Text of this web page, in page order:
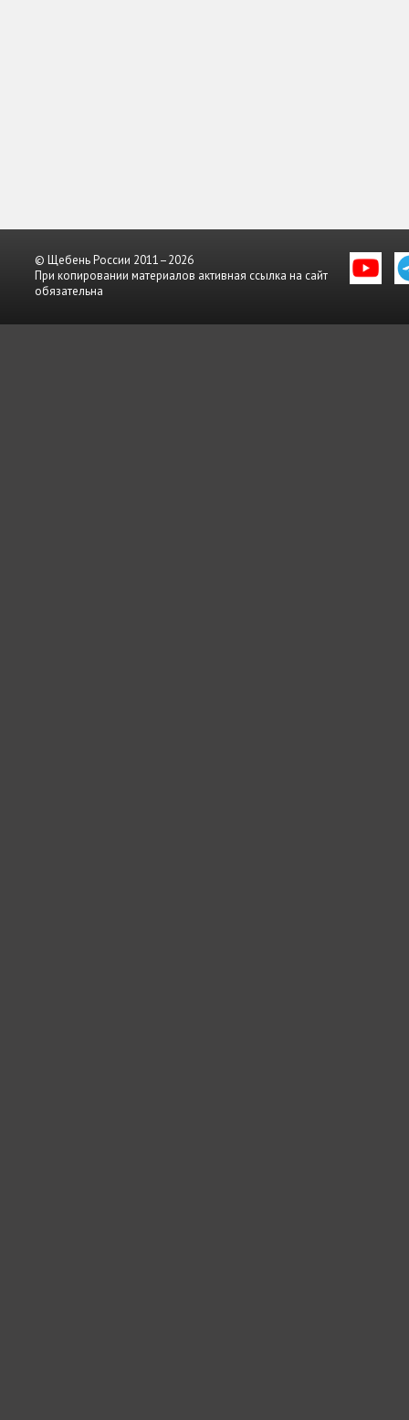
© Щебень России 2011–2026
При копировании материалов активная ссылка на сайт
обязательна